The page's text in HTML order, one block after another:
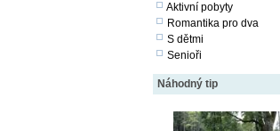
Aktivní pobyty
Romantika pro dva
S dětmi
Senioři
Náhodný tip